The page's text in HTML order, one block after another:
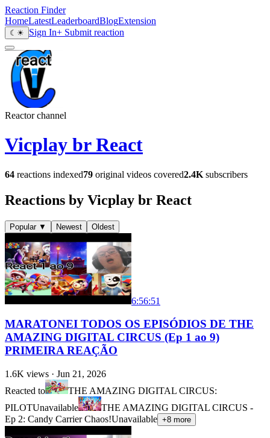
Reaction Finder
HomeLatestLeaderboardBlogExtension
☾ ☀ Sign In+ Submit reaction
Reactor channel
Vicplay br React
64 reactions indexed79 original videos covered2.4K subscribers
Reactions by Vicplay br React
Popular ▼ Newest Oldest
6:56:51
MARATONEI TODOS OS EPISÓDIOS DE THE
AMAZING DIGITAL CIRCUS (Ep 1 ao 9)
PRIMEIRA REAÇÃO
1.6K views · Jun 21, 2026
Reacted to
THE AMAZING DIGITAL CIRCUS:
PILOTUnavailable
THE AMAZING DIGITAL CIRCUS -
Ep 2: Candy Carrier Chaos!Unavailable +8 more